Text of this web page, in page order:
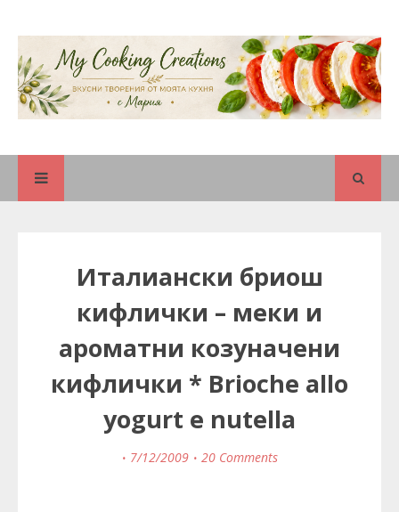
Италиански бриош
кифлички – меки и
ароматни козуначени
кифлички * Brioche allo
yogurt e nutella
7/12/2009 20 Comments